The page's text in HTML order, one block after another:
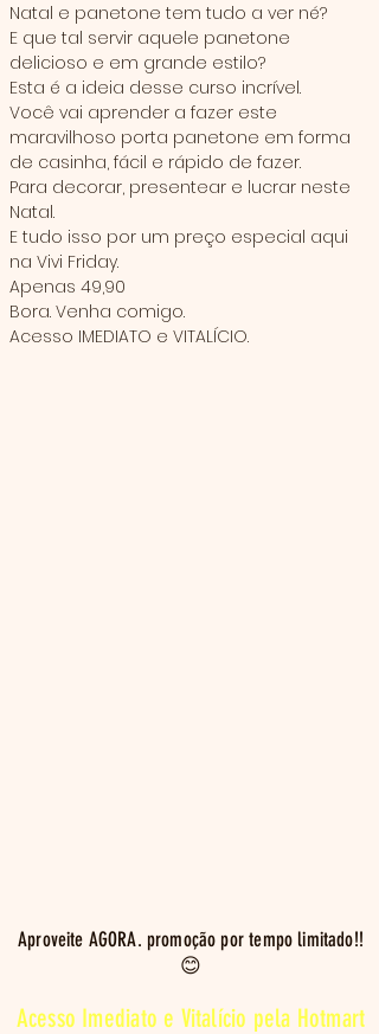
Natal e panetone tem tudo a ver né?
E que tal servir aquele panetone
delicioso e em grande estilo?
Esta é a ideia desse curso incrível.
Você vai aprender a fazer este
maravilhoso porta panetone em forma
de casinha, fácil e rápido de fazer.
Para decorar, presentear e lucrar neste
Natal.
E tudo isso por um preço especial aqui
na Vivi Friday.
Apenas 49,90
Bora. Venha comigo.
Acesso IMEDIATO e VITALÍCIO.
Aproveite AGORA. promoção por tempo limitado!!
😊
Acesso Imediato e Vitalício pela Hotmart